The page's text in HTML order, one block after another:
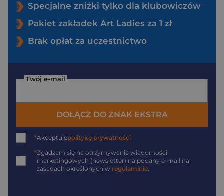
Specjalne zniżki tylko dla klubowiczów
Pakiet zakładek Art Ladies za 1 zł
Brak opłat za uczestnictwo
Twój e-mail
DOŁĄCZ DO ZNAK EKSTRA
*Akceptujępolitykę prywatności
*Zgadzam się na otrzymywanie wiadomości
marketingowych (newsletter) na podany e-mail na
zasadach określonych w regulaminie